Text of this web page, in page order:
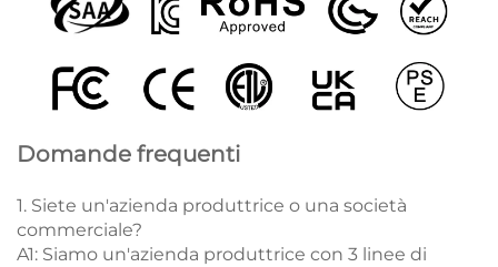
Domande frequenti
1. Siete un'azienda produttrice o una società
commerciale?
A1: Siamo un'azienda produttrice con 3 linee di